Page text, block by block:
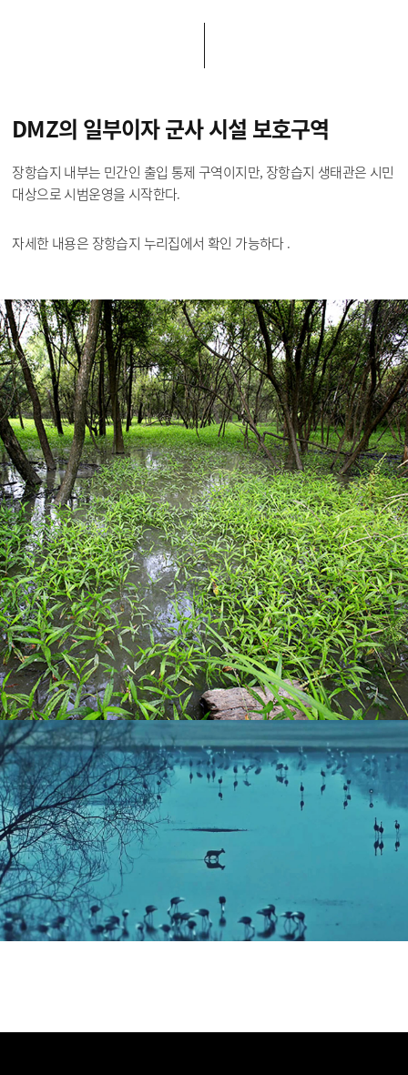
DMZ의 일부이자군사 시설 보호구역
장항습지 내부는 민간인 출입 통제 구역이지만, 장항습지 생태관은 시민
대상으로 시범운영을 시작한다.
자세한 내용은 장항습지 누리집에서 확인 가능하다 .